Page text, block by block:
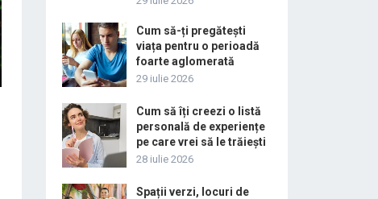
Cum să-ți pregătești
viața pentru o perioadă
foarte aglomerată
29 iulie 2026
Cum să îți creezi o listă
personală de experiențe
pe care vrei să le trăiești
28 iulie 2026
Spații verzi, locuri de